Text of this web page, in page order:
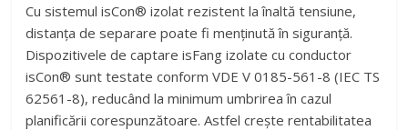
Cu sistemul isCon® izolat rezistent la înaltă tensiune,
distanța de separare poate fi menținută în siguranță.
Dispozitivele de captare isFang izolate cu conductor
isCon® sunt testate conform VDE V 0185-561-8 (IEC TS
62561-8), reducând la minimum umbrirea în cazul
planificării corespunzătoare. Astfel crește rentabilitatea